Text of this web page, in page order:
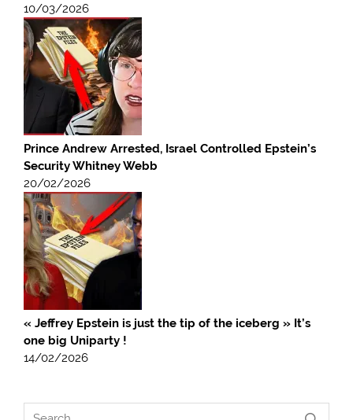
10/03/2026
Prince Andrew Arrested, Israel Controlled Epstein’s
Security Whitney Webb
20/02/2026
« Jeffrey Epstein is just the tip of the iceberg » It’s
one big Uniparty !
14/02/2026